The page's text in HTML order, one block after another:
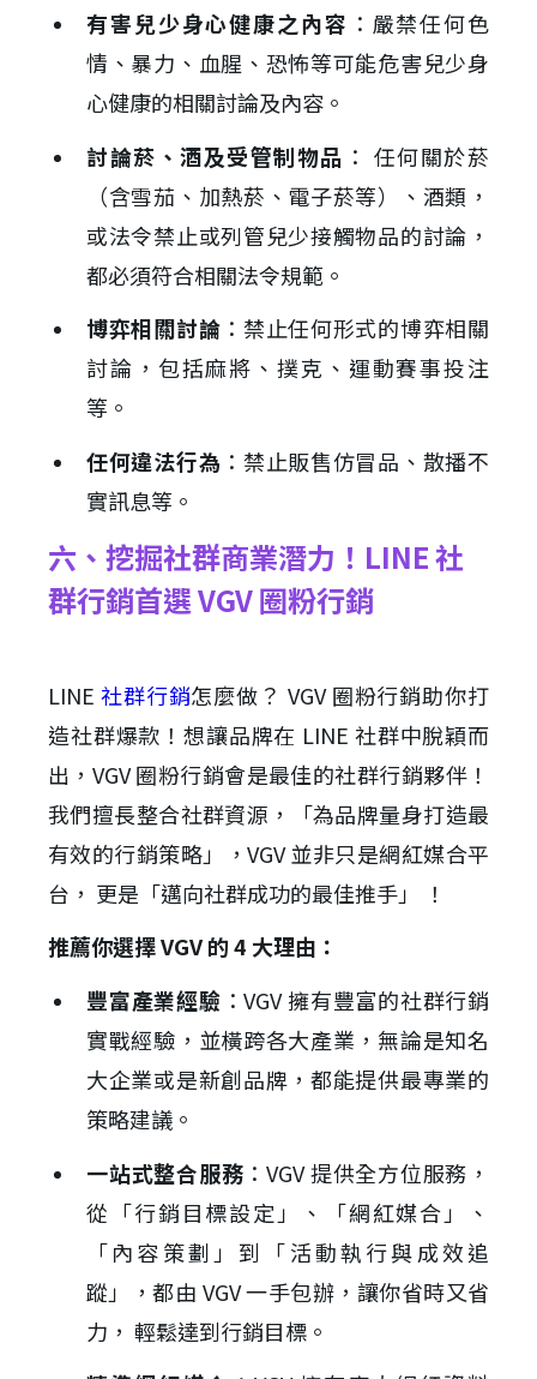
有害兒少身心健康之內容 ：嚴禁任何色
情、暴力、血腥、恐怖等可能危害兒少身
心健康的相關討論及內容。
討論菸、酒及受管制物品 ： 任何關於菸
（含雪茄、加熱菸、電子菸等）、酒類，
或法令禁止或列管兒少接觸物品的討論，
都必須符合相關法令規範。
博弈相關討論 ：禁止任何形式的博弈相關
討論，包括麻將、撲克、運動賽事投注
等。
任何違法行為 ：禁止販售仿冒品、散播不
實訊息等。
六、挖掘社群商業潛力！LINE 社
群行銷首選 VGV 圈粉行銷
LINE 社群行銷怎麼做？ VGV 圈粉行銷助你打
造社群爆款！想讓品牌在 LINE 社群中脫穎而
出，VGV 圈粉行銷會是最佳的社群行銷夥伴！
我們擅長整合社群資源，「為品牌量身打造最
有效的行銷策略」，VGV 並非只是網紅媒合平
台， 更是「邁向社群成功的最佳推手」 ！
推薦你選擇 VGV 的 4 大理由：
豐富產業經驗 ：VGV 擁有豐富的社群行銷
實戰經驗，並橫跨各大產業，無論是知名
大企業或是新創品牌，都能提供最專業的
策略建議。
一站式整合服務 ：VGV 提供全方位服務，
從「行銷目標設定」、「網紅媒合」、
「內容策劃」到「活動執行與成效追
蹤」，都由 VGV 一手包辦，讓你省時又省
力， 輕鬆達到行銷目標。